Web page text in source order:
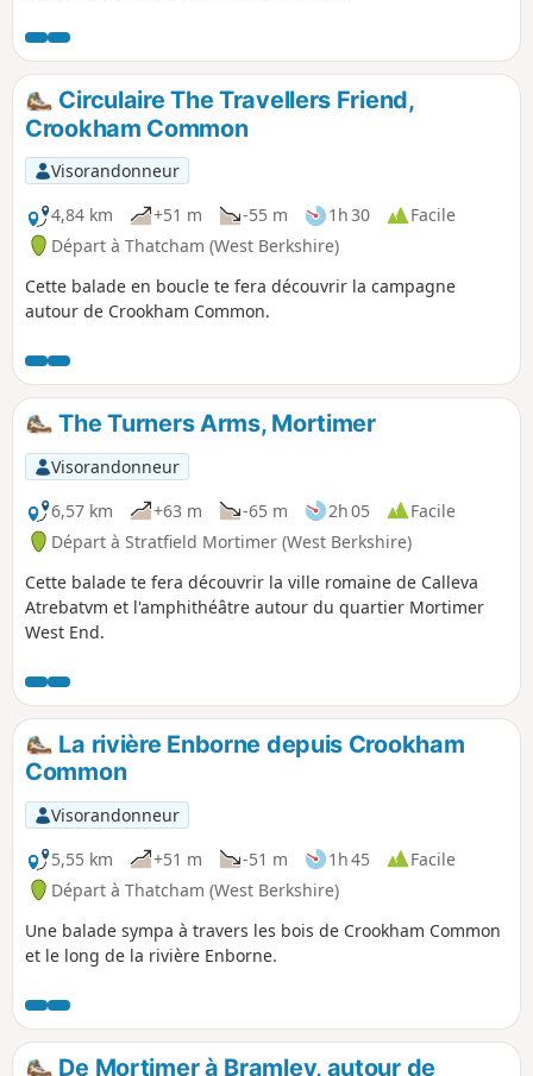
Circulaire The Travellers Friend,
Crookham Common
Visorandonneur
4,84 km
+51 m -55 m 1h 30
Facile
Départ à Thatcham (West Berkshire)
Cette balade en boucle te fera découvrir la campagne
autour de Crookham Common.
The Turners Arms, Mortimer
Visorandonneur
6,57 km
+63 m -65 m 2h 05
Facile
Départ à Stratfield Mortimer (West Berkshire)
Cette balade te fera découvrir la ville romaine de Calleva
Atrebatvm et l'amphithéâtre autour du quartier Mortimer
West End.
La rivière Enborne depuis Crookham
Common
Visorandonneur
5,55 km
+51 m -51 m 1h 45
Facile
Départ à Thatcham (West Berkshire)
Une balade sympa à travers les bois de Crookham Common
et le long de la rivière Enborne.
De Mortimer à Bramley, autour de